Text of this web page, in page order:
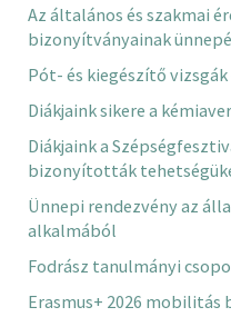
Az általános és szakmai
bizonyítványainak
Pót- és kiegészítő
Diákjaink sikere a
Diákjaink a
bizonyították
Ünnepi rendezvény az
alkalmából
Fodrász tanulmányi
Erasmus+ 2026 mobilitás